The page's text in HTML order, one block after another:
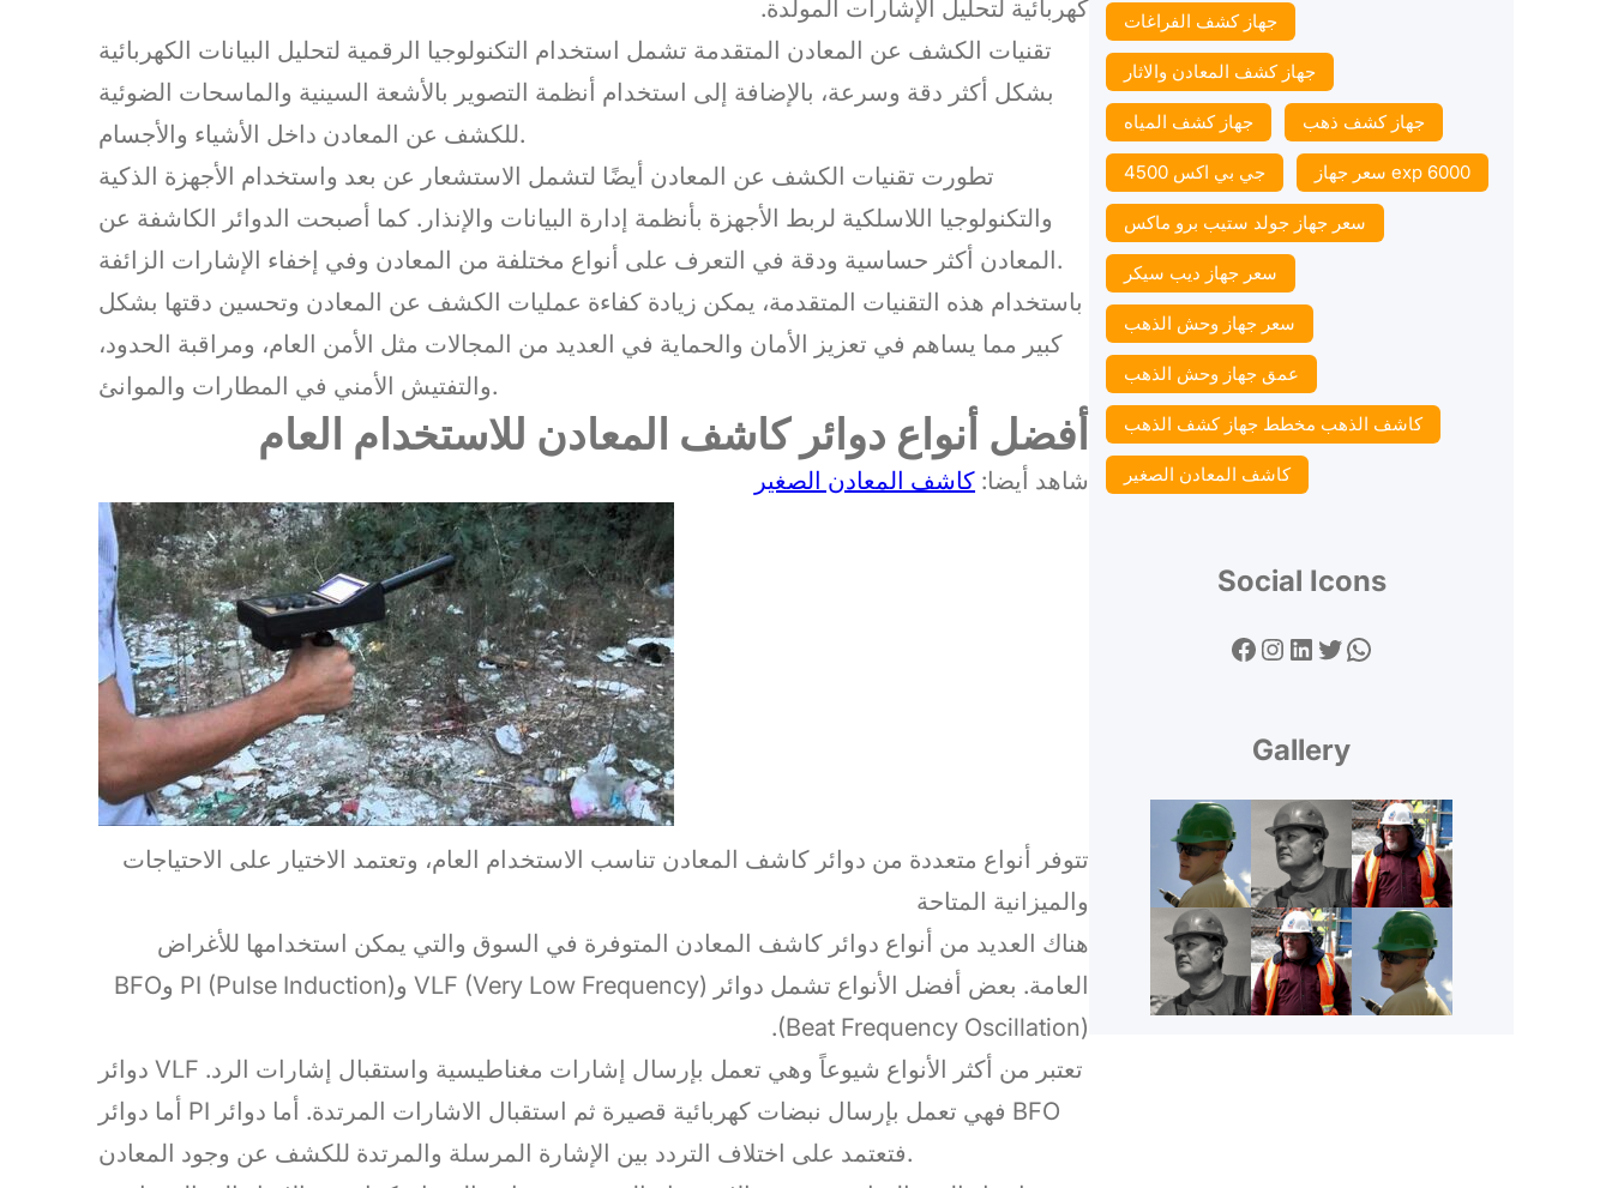
كهربائية لتحليل الإشارات المولدة.
تقنيات الكشف عن المعادن المتقدمة تشمل استخدام التكنولوجيا الرقمية لتحليل البيانات الكهربائية
بشكل أكثر دقة وسرعة، بالإضافة إلى استخدام أنظمة التصوير بالأشعة السينية والماسحات الضوئية
للكشف عن المعادن داخل الأشياء والأجسام.
تطورت تقنيات الكشف عن المعادن أيضًا لتشمل الاستشعار عن بعد واستخدام الأجهزة الذكية
والتكنولوجيا اللاسلكية لربط الأجهزة بأنظمة إدارة البيانات والإنذار. كما أصبحت الدوائر الكاشفة عن
المعادن أكثر حساسية ودقة في التعرف على أنواع مختلفة من المعادن وفي إخفاء الإشارات الزائفة.
باستخدام هذه التقنيات المتقدمة، يمكن زيادة كفاءة عمليات الكشف عن المعادن وتحسين دقتها بشكل
كبير مما يساهم في تعزيز الأمان والحماية في العديد من المجالات مثل الأمن العام، ومراقبة الحدود،
والتفتيش الأمني في المطارات والموانئ.
أفضل أنواع دوائر كاشف المعادن للاستخدام العام
شاهد أيضا: كاشف المعادن الصغير
تتوفر أنواع متعددة من دوائر كاشف المعادن تناسب الاستخدام العام، وتعتمد الاختيار على الاحتياجات
والميزانية المتاحة
هناك العديد من أنواع دوائر كاشف المعادن المتوفرة في السوق والتي يمكن استخدامها للأغراض
العامة. بعض أفضل الأنواع تشمل دوائر VLF (Very Low Frequency) وPI (Pulse Induction) وBFO
(Beat Frequency Oscillation).
دوائر VLF تعتبر من أكثر الأنواع شيوعاً وهي تعمل بإرسال إشارات مغناطيسية واستقبال إشارات الرد.
أما دوائر PI فهي تعمل بإرسال نبضات كهربائية قصيرة ثم استقبال الاشارات المرتدة. أما دوائر BFO
فتعتمد على اختلاف التردد بين الإشارة المرسلة والمرتدة للكشف عن وجود المعادن.
جهاز كشف الفراغات
جهاز كشف المعادن والاثار
جهاز كشف المياه جهاز كشف ذهب
جي بي اكس 4500 سعر جهاز exp 6000
سعر جهاز جولد ستيب برو ماكس
سعر جهاز ديب سيكر
سعر جهاز وحش الذهب
عمق جهاز وحش الذهب
كاشف الذهب مخطط جهاز كشف الذهب
كاشف المعادن الصغير
Social Icons
Facebook Instagram LinkedIn Twitter WhatsApp
Gallery